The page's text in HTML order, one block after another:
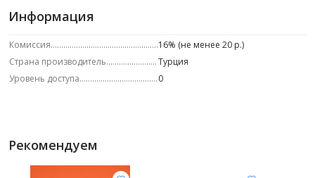
Информация
Комиссия
16% (не менее 20 р.)
Страна производитель
Турция
Уровень доступа
0
Рекомендуем